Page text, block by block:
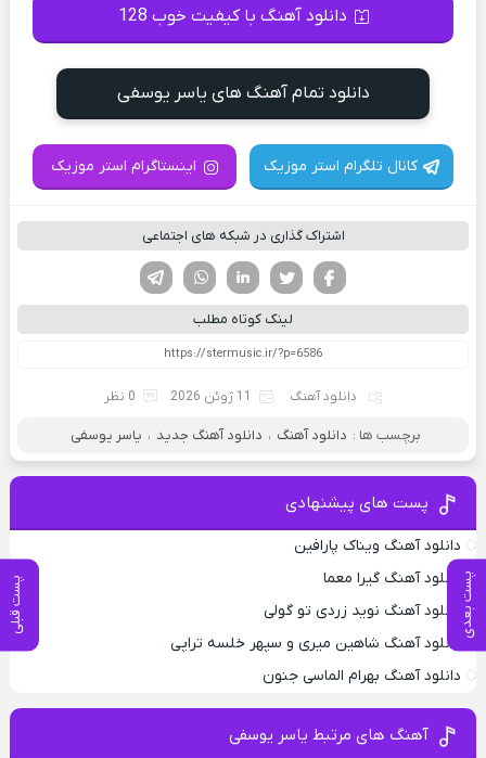
پست بعدی پست قبلی
دانلود آهنگ با کیفیت خوب 128
دانلود تمام آهنگ های یاسر یوسفی
کانال تلگرام استر موزیک اینستاگرام استر موزیک
اشتراک گذاری در شبکه های اجتماعی
لینکدین تویتر
فیسوک
لینک کوتاه مطلب
دانلود آهنگ 11 ژوئن 2026 0 نظر
برچسب ها : دانلود آهنگ ، دانلود آهنگ جدید ، یاسر یوسفی
پست های پیشنهادی
دانلود آهنگ ویناک پارافین
دانلود آهنگ گیرا معما
دانلود آهنگ نوید زردی تو گولی
دانلود آهنگ شاهین میری و سپهر خلسه تراپی
دانلود آهنگ بهرام الماسی جنون
آهنگ های مرتبط یاسر یوسفی